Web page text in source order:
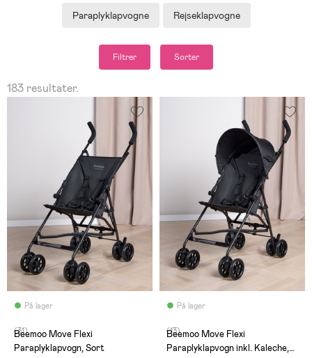
Paraplyklapvogne Rejseklapvogne
Filtrer Sorter
183 resultater.
På lager
(31)
Beemoo Move Flexi
Paraplyklapvogn, Sort
På lager
(13)
Beemoo Move Flexi
Paraplyklapvogn inkl. Kaleche,